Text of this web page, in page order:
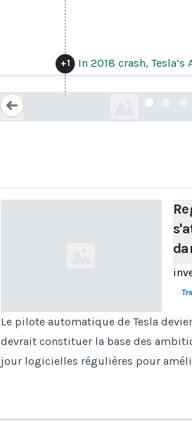
+1 In 2018 crash,
Loading...
Regardez le pilote
mort"
Le pilote automatique de Tesla
devrait constituer la base des
jour logicielles régulières pour